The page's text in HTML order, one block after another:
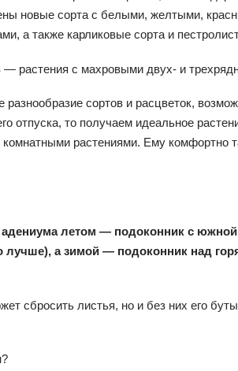
новые сорта с белыми, желтыми,
а также карликовые сорта и
растения с махровыми двух- и
сортов и расцветок,
отпуска, то получаем идеальное
растениями. Ему комфортно
летом — подоконник с
лучше), а зимой — подоконник над
сбросить листья, но и без них его